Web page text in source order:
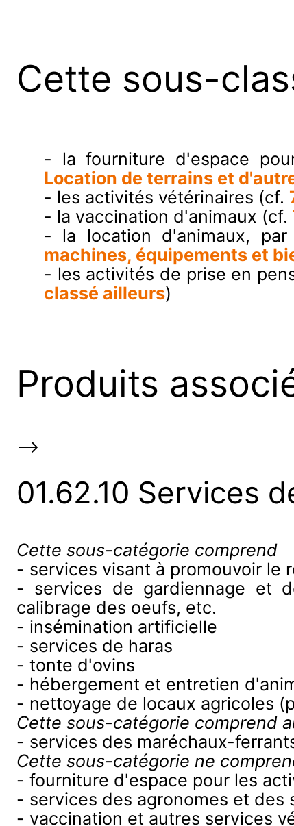
Cette sous-
- la fourniture d'espace
Location de terrains et
- les activités vétérinaires (cf.
- la vaccination d'animaux (cf.
- la location d'animaux,
machines, équipements et
- les activités de prise en
classé ailleurs)
Produits
-->
01.62.10 Services
Cette sous-catégorie comprend
- services visant à promouvoir le
- services de gardiennage et
calibrage des oeufs, etc.
- insémination artificielle
- services de haras
- tonte d'ovins
- hébergement et entretien
- nettoyage de locaux agricoles
Cette sous-catégorie comprend
- services des maréchaux-
Cette sous-catégorie ne
- fourniture d'espace pour les
- services des agronomes et des
- vaccination et autres services